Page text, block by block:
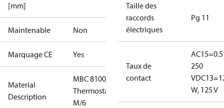
[mm]
Maintenable Non
Marquage CE Yes
Material
Description
MBC 8100
Thermostat
M/6
Taille des
raccords
électriques
Pg 11
Taux de
contact
250
V
W, 125 V